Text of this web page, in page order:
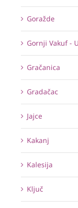
Goražde
Gornji Vakuf -
Gračanica
Gradačac
Jajce
Kakanj
Kalesija
Ključ